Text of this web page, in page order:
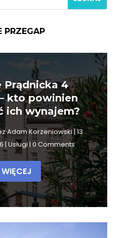
PRZEGAP
Prądnicka 4
kto powinien
ich wynajem?
Adam Korzeniowski|13
| Usługi | 0 Comments
WIĘCEJ